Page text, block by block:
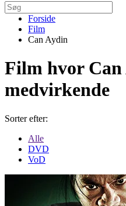
Forside
Film
Can Aydin
Film hvor Can
medvirkende
Sorter efter:
Alle
DVD
VoD